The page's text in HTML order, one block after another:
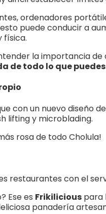
ordenadores
puede conducir a
física.
la importancia
de todo lo que
con un nuevo diseño
lifting y microblading.
rosa de todo Cholula!
restaurantes con el
Ese es Frikilicious para
panadería